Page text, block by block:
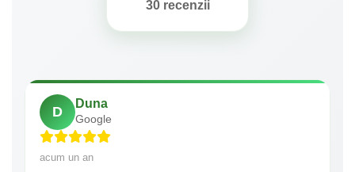
30 recenzii
D
Duna
Google
acum un an